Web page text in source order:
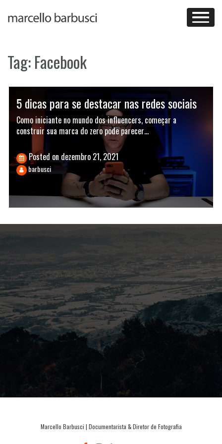
Tag:Facebook
5 dicas para se destacar nas redes sociais
Como iniciante no mundo dos influencers, começar a
construir sua marca do zero pode parecer…
Posted ondezembro 21, 2021
barbusci
Marcello Barbusci | Documentarista & Diretor de Fotografia